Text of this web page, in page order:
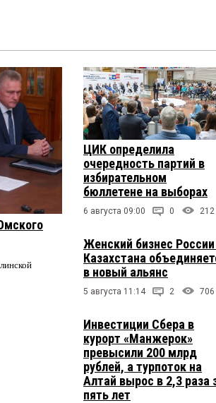
ЦИК определила
очередность партий в
избирательном
бюллетене на выборах
6 августа 09:00 0 212
Женский бизнес России
Казахстана
в новый альянс
5 августа 11:14 2 706
Инвестиции Сбера в
курорт «Манжерок»
превысили 200 млрд
рублей, а турпоток на
Алтай вырос в 2,3 раза
пять лет